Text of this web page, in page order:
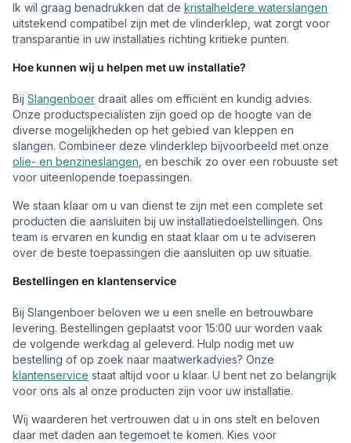
Ik wil graag benadrukken dat de kristalheldere waterslangen
uitstekend compatibel zijn met de vlinderklep, wat zorgt voor
transparantie in uw installaties richting kritieke punten.
Hoe kunnen wij u helpen met uw installatie?
Bij Slangenboer draait alles om efficiënt en kundig advies.
Onze productspecialisten zijn goed op de hoogte van de
diverse mogelijkheden op het gebied van kleppen en
slangen. Combineer deze vlinderklep bijvoorbeeld met onze
olie- en benzineslangen , en beschik zo over een robuuste set
voor uiteenlopende toepassingen.
We staan klaar om u van dienst te zijn met een complete set
producten die aansluiten bij uw installatiedoelstellingen. Ons
team is ervaren en kundig en staat klaar om u te adviseren
over de beste toepassingen die aansluiten op uw situatie.
Bestellingen en klantenservice
Bij Slangenboer beloven we u een snelle en betrouwbare
levering. Bestellingen geplaatst voor 15:00 uur worden vaak
de volgende werkdag al geleverd. Hulp nodig met uw
bestelling of op zoek naar maatwerkadvies? Onze
klantenservice staat altijd voor u klaar. U bent net zo belangrijk
voor ons als al onze producten zijn voor uw installatie.
Wij waarderen het vertrouwen dat u in ons stelt en beloven
daar met daden aan tegemoet te komen. Kies voor